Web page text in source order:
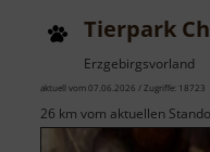
Tierpark
Erzgebirgsvorland
aktuell vom 07.06.2026 / Zugriffe: 18723
26 km vom aktuellen